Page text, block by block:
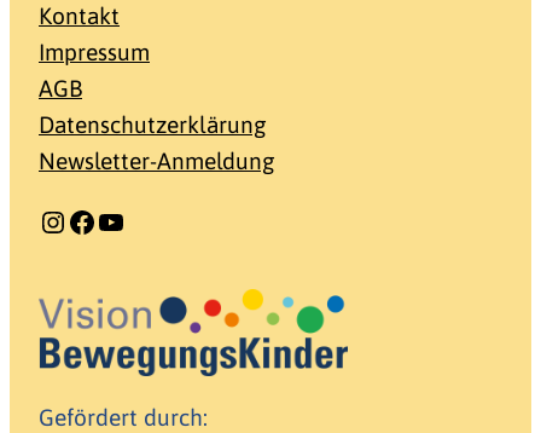
Kontakt
Impressum
AGB
Datenschutzerklärung
Newsletter-Anmeldung
Instagram Facebook YouTube
Gefördert durch: